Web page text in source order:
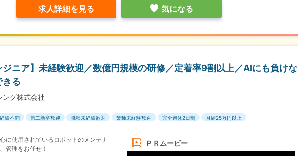
求人詳細を見る 気になる
ジニア】未経験歓迎／数億円規模の研修／定着率9割以上／AIにも負けな
きる
ング株式会社
験不問 第二新卒歓迎 職種未経験歓迎 業種未経験歓迎 完全週休2日制 月給25万円以上
ＰＲムービー
に使用されているロボットのメンテナ
管理をお任せ！